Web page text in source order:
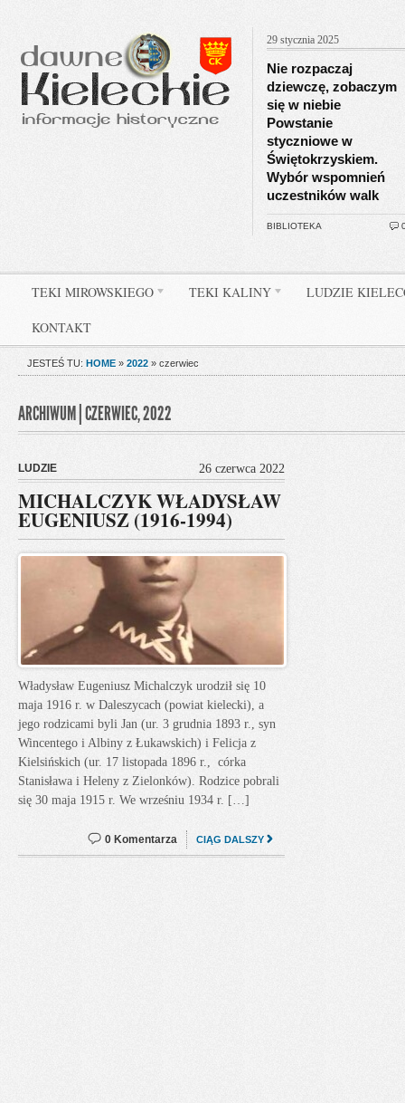
29 stycznia 2025
Nie rozpaczaj
dziewczę, zobaczym
się w niebie
Powstanie
styczniowe w
Świętokrzyskiem.
Wybór wspomnień
uczestników walk
BIBLIOTEKA
TEKI MIROWSKIEGO TEKI KALINY LUDZIE
KONTAKT
JESTEŚ TU: HOME » 2022 » czerwiec
ARCHIWUM | CZERWIEC, 2022
LUDZIE 26 czerwca 2022
MICHALCZYK WŁADYSŁAW
EUGENIUSZ (1916-1994)
Władysław Eugeniusz Michalczyk urodził się 10
maja 1916 r. w Daleszycach (powiat kielecki), a
jego rodzicami byli Jan (ur. 3 grudnia 1893 r., syn
Wincentego i Albiny z Łukawskich) i Felicja z
Kielsińskich (ur. 17 listopada 1896 r., córka
Stanisława i Heleny z Zielonków). Rodzice pobrali
się 30 maja 1915 r. We wrześniu 1934 r. […]
CIĄG DALSZY
0 Komentarza